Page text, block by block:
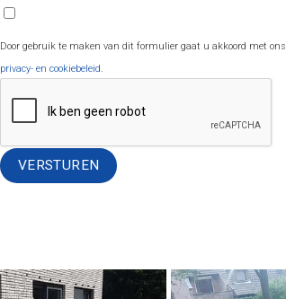
Door gebruik te maken van dit formulier gaat u akkoord met ons
privacy- en cookiebeleid